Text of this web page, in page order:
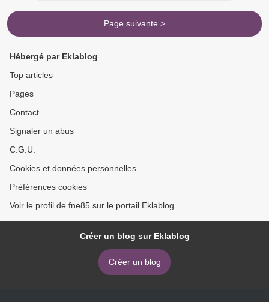
Page suivante >
Hébergé par Eklablog
Top articles
Pages
Contact
Signaler un abus
C.G.U.
Cookies et données personnelles
Préférences cookies
Voir le profil de fne85 sur le portail Eklablog
Créer un blog sur Eklablog
Créer un blog